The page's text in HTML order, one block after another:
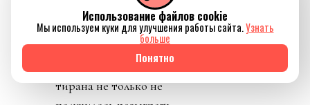
буллили в детстве.
Публика восприняла как
должно. «Жаль тебя.
Теперь проваливай». У
тирана не только не
Использование файлов cookie
Мы используем куки для улучшения работы сайта.Узнать
больше
Понятно